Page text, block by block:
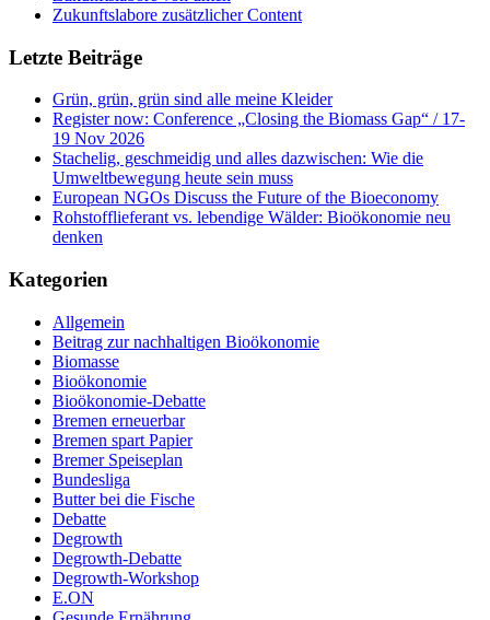
Zukunftslabore zusätzlicher Content
Letzte Beiträge
Grün, grün, grün sind alle meine Kleider
Register now: Conference „Closing the Biomass Gap“ / 17-
19 Nov 2026
Stachelig, geschmeidig und alles dazwischen: Wie die
Umweltbewegung heute sein muss
European NGOs Discuss the Future of the Bioeconomy
Rohstofflieferant vs. lebendige Wälder: Bioökonomie neu
denken
Kategorien
Allgemein
Beitrag zur nachhaltigen Bioökonomie
Biomasse
Bioökonomie
Bioökonomie-Debatte
Bremen erneuerbar
Bremen spart Papier
Bremer Speiseplan
Bundesliga
Butter bei die Fische
Debatte
Degrowth
Degrowth-Debatte
Degrowth-Workshop
E.ON